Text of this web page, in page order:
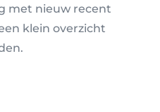
met nieuw recent
klein overzicht